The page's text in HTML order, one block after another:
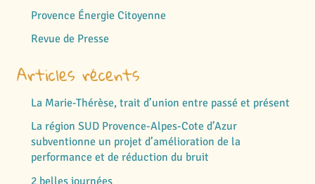
Provence Énergie Citoyenne
Revue de Presse
Articles récents
La Marie-Thérèse, trait d’union entre passé et présent
La région SUD Provence-Alpes-Cote d’Azur
subventionne un projet d’amélioration de la
performance et de réduction du bruit
2 belles journées